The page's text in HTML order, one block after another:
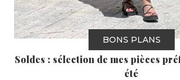
BONS PLANS
Soldes : sélection de mes pièces
été